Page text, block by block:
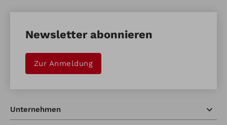
Newsletter abonnieren
Zur Anmeldung
Unternehmen